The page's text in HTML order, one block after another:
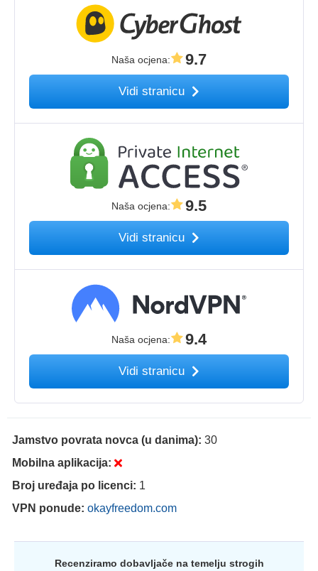
Naša ocjena: 9.7
Vidi stranicu
Naša ocjena: 9.5
Vidi stranicu
Naša ocjena: 9.4
Vidi stranicu
Jamstvo povrata novca (u danima): 30
Mobilna aplikacija:
Broj uređaja po licenci: 1
VPN ponude: okayfreedom.com
Recenziramo dobavljače na temelju strogih